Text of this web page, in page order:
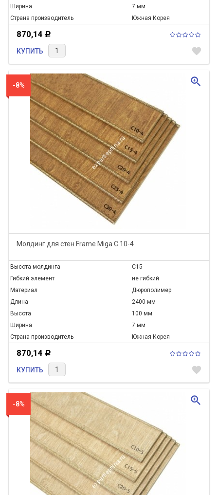
Ширина
7 мм
Страна производитель
Южная Корея
870,14 Р
КУПИТЬ favorite
-8%
Молдинг для стен Frame Miga C 10-4
Высота молдинга
C15
Гибкий элемент
не гибкий
Материал
Дюрополимер
Длина
2400 мм
Высота
100 мм
Ширина
7 мм
Страна производитель
Южная Корея
870,14 Р
КУПИТЬ favorite
zoom_in
-8% zoom_in